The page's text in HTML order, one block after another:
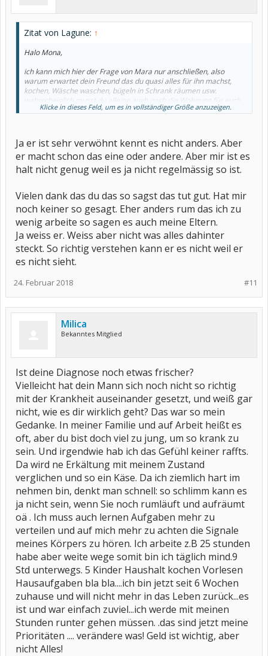
Zitat von Lagune: ↑
Halo Mona,
ich kann mich hier der Frage von Mara nur anschließen, also
warum erwartet dein Freund das du quasi alles für ihn machst,
kochen, Wäsche waschen, bügeln in Schrank räumen usw.
wahrscheinlich musst du alleine auch noch die Wohnung für euch
beide in Schuss und saubehalten ?
arbeiten und vergiss mal gleich das Wort "nur", denn 20 Stunden
sind für dich doch jetzt eine große Anstrengung und dem gehört
ein Lob ausgesprochen und dazu noch die 8 Stundenarbeit an der
Tanke! Bravo, du leistest sehr viel!
oder ? Ich würde mir ja ganz ehrlich nochmal überlegen, ob ich
dieses männliche Exemplar heiraten würde! Der wurde wohl bei
Mama zu sehr verwöhnt, meine drei erwachsenen Söhne können
alle kochen und eine Waschmaschine bedienen.
Mach mal Nägel mit Köpfen, entweder hift er dir oder eure Wege
werden sich trennen. Was du nun drauss machst liegt natürlich in
deiner Hand.............
Klicke in dieses Feld, um es in vollständiger Größe anzuzeigen.
Ja er ist sehr verwöhnt kennt es nicht anders. Aber
er macht schon das eine oder andere. Aber mir ist es
halt nicht genug weil es ja nicht regelmässig so ist.
Vielen dank das du das so sagst das tut gut. Hat mir
noch keiner so gesagt. Eher anders rum das ich zu
wenig arbeite so sagen es auch meine Eltern.
Ja weiss er. Weiss aber nicht was alles dahinter
steckt. So richtig verstehen kann er es nicht weil er
es nicht sieht.
#11
24. Februar 2018
Milica
Bekanntes Mitglied
Ist deine Diagnose noch etwas frischer?
Vielleicht hat dein Mann sich noch nicht so richtig
mit der Krankheit auseinander gesetzt, und weiß gar
nicht, wie es dir wirklich geht? Das war so mein
Gedanke. In meiner Familie und auf Arbeit heißt es
oft, aber du bist doch viel zu jung, um so krank zu
sein. Und irgendwie hab ich das Gefühl keiner raffts.
Da wird ne Erkältung mit meinem Zustand
verglichen und so ein Käse. Da ich ziemlich hart im
nehmen bin, denkt man schnell: so schlimm kann es
ja nicht sein, wenn Sie noch rumläuft und aufräumt
oä . Ich muss auch lernen Aufgaben mehr zu
verteilen und auf mich mehr zu achten die Signale
meines Körpers zu hören. Ich arbeite z.B 25 stunden
habe aber weite wege somit bin ich täglich mind.9
Std unterwegs. 5 Kinder Haushalt kochen Vorlesen
Hausaufgaben bla bla....ich bin jetzt seit 6 Wochen
zuhause und will nicht mehr in das Leben zurück...es
ist und war einfach zuviel...ich werde mit meinen
Stunden runter gehen müssen. .das sind jetzt meine
Prioritäten .... verändere was! Geld ist wichtig, aber
nicht Alles!